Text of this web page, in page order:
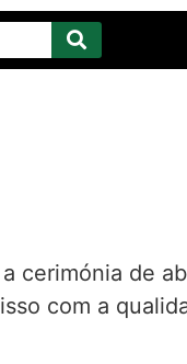
cerimónia de
com a